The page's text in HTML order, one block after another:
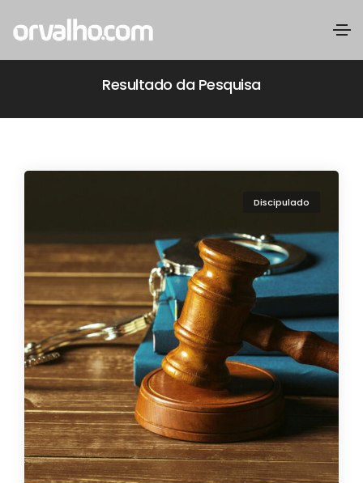
Resultado da Pesquisa
Discipulado